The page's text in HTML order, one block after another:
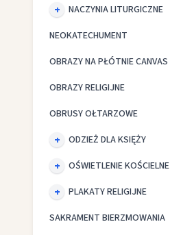
NACZYNIA LITURGICZNE
NEOKATECHUMENT
OBRAZY NA PŁÓTNIE CANVAS
OBRAZY RELIGIJNE
OBRUSY OŁTARZOWE
ODZIEŻ DLA KSIĘŻY
OŚWIETLENIE KOŚCIELNE
PLAKATY RELIGIJNE
SAKRAMENT BIERZMOWANIA